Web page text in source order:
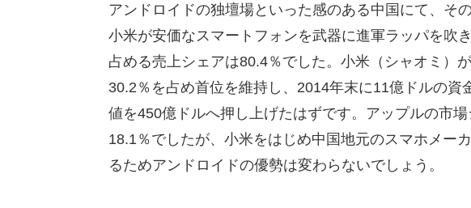
アンドロイドの独壇場といった感のある中国にて、そ
小米が安価なスマートフォンを武器に進軍ラッパを吹
占める売上シェアは80.4％でした。小米（シャオミ）
30.2％を占め首位を維持し、2014年末に11億ドルの資
値を450億ドルへ押し上げたはずです。アップルの市
18.1％でしたが、小米をはじめ中国地元のスマホメー
るためアンドロイドの優勢は変わらないでしょう。